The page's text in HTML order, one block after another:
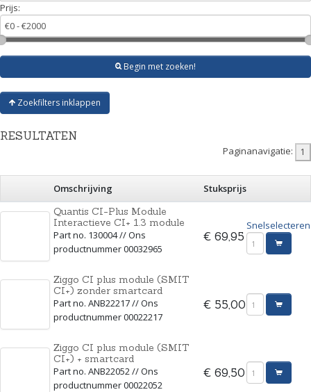
Prijs:
Begin met zoeken!
Zoekfilters inklappen
RESULTATEN
Paginanavigatie:
Omschrijving
Stuksprijs
Quantis CI-Plus Module
Interactieve CI+ 1.3 module
Part no. 130004 // Ons
productnummer 00032965
€ 69,95
Snelselecteren
Ziggo CI plus module (SMIT
CI+) zonder smartcard
Part no. ANB22217 // Ons
productnummer 00022217
€ 55,00
Ziggo CI plus module (SMIT
CI+) + smartcard
Part no. ANB22052 // Ons
productnummer 00022052
€ 69,50